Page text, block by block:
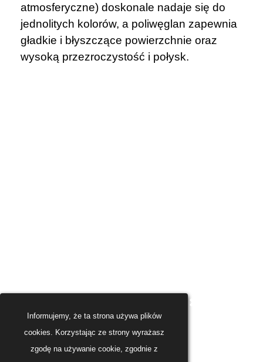
Informujemy, że ta strona używa plików
cookies. Korzystając ze strony wyrażasz
zgodę na używanie cookie, zgodnie z
atmosferyczne) doskonale nadaje się do
jednolitych kolorów, a poliwęglan zapewnia
gładkie i błyszczące powierzchnie oraz
wysoką przezroczystość i połysk.